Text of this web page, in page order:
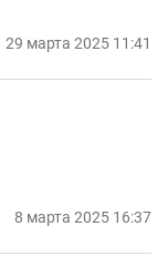
29 марта 2025 11:41
8 марта 2025 16:37